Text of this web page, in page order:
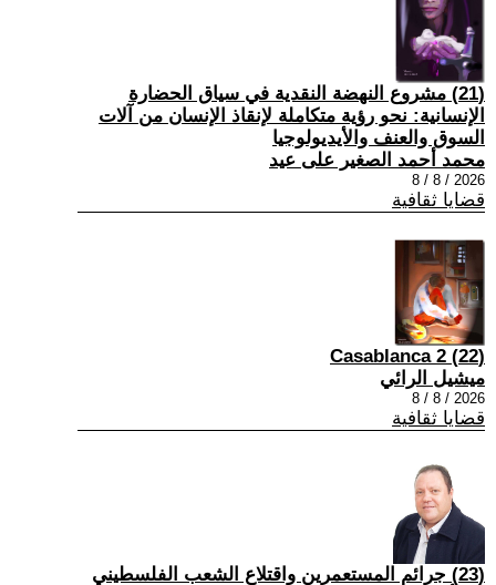
(21) مشروع النهضة النقدية في سياق الحضارة
الإنسانية: نحو رؤية متكاملة لإنقاذ الإنسان من آلات
السوق والعنف والأيديولوجيا
محمد أحمد الصغير على عيد
2026 / 8 / 8
قضايا ثقافية
(22) Casablanca 2
ميشيل الرائي
2026 / 8 / 8
قضايا ثقافية
(23) جرائم المستعمرين واقتلاع الشعب الفلسطيني